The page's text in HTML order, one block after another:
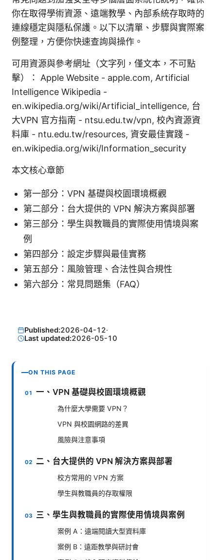
你在取得學術資源、遠端教學、內部系統存取時的
連線穩定與隱私保護。以下以清單、步驟與實際案
例整理，方便你快速查詢與操作。
可用資源與參考網址（文字列，僅文本，不可點
擊）： Apple Website - apple.com, Artificial
Intelligence Wikipedia -
en.wikipedia.org/wiki/Artificial_intelligence, 台
大VPN 官方指南 - ntsu.edu.tw/vpn, 校內資源資
料庫 - ntu.edu.tw/resources, 資安最佳實踐 -
en.wikipedia.org/wiki/Information_security
本文核心章節
第一部分：VPN 基礎與校園環境概觀
第二部分：台大提供的 VPN 解決方案與部署
第三部分：學生與教職員的實際使用情境與案
例
第四部分：設定步驟與最佳實務
第五部分：風險管理、合法性與合規性
第六部分：常見問題集（FAQ）
Published:2026-04-12·
Last updated:2026-05-10
ON THIS PAGE
一、VPN 基礎與校園環境概觀
為什麼大學需要 VPN？
VPN 與校園網路的差異
風險與注意事項
二、台大提供的 VPN 解決方案與部署
校方常用的 VPN 方案
學生與教職員的存取權限
三、學生與教職員的實際使用情境與案例
案例 A：遠端閱讀大型資料庫
案例 B：遠距教學與研討會